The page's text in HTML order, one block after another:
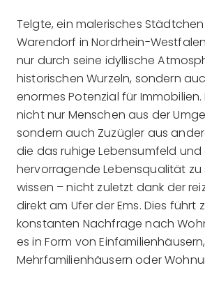
Telgte, ein malerisches Städtchen
Warendorf in Nordrhein-
nur durch seine idyllische
historischen Wurzeln, sondern
enormes Potenzial für
nicht nur Menschen aus der
sondern auch Zuzügler aus
die das ruhige Lebensumfeld und
hervorragende Lebensqualität
wissen – nicht zuletzt dank der
direkt am Ufer der Ems. Dies führt
konstanten Nachfrage nach
es in Form von Einfamilienhäusern,
Mehrfamilienhäusern oder